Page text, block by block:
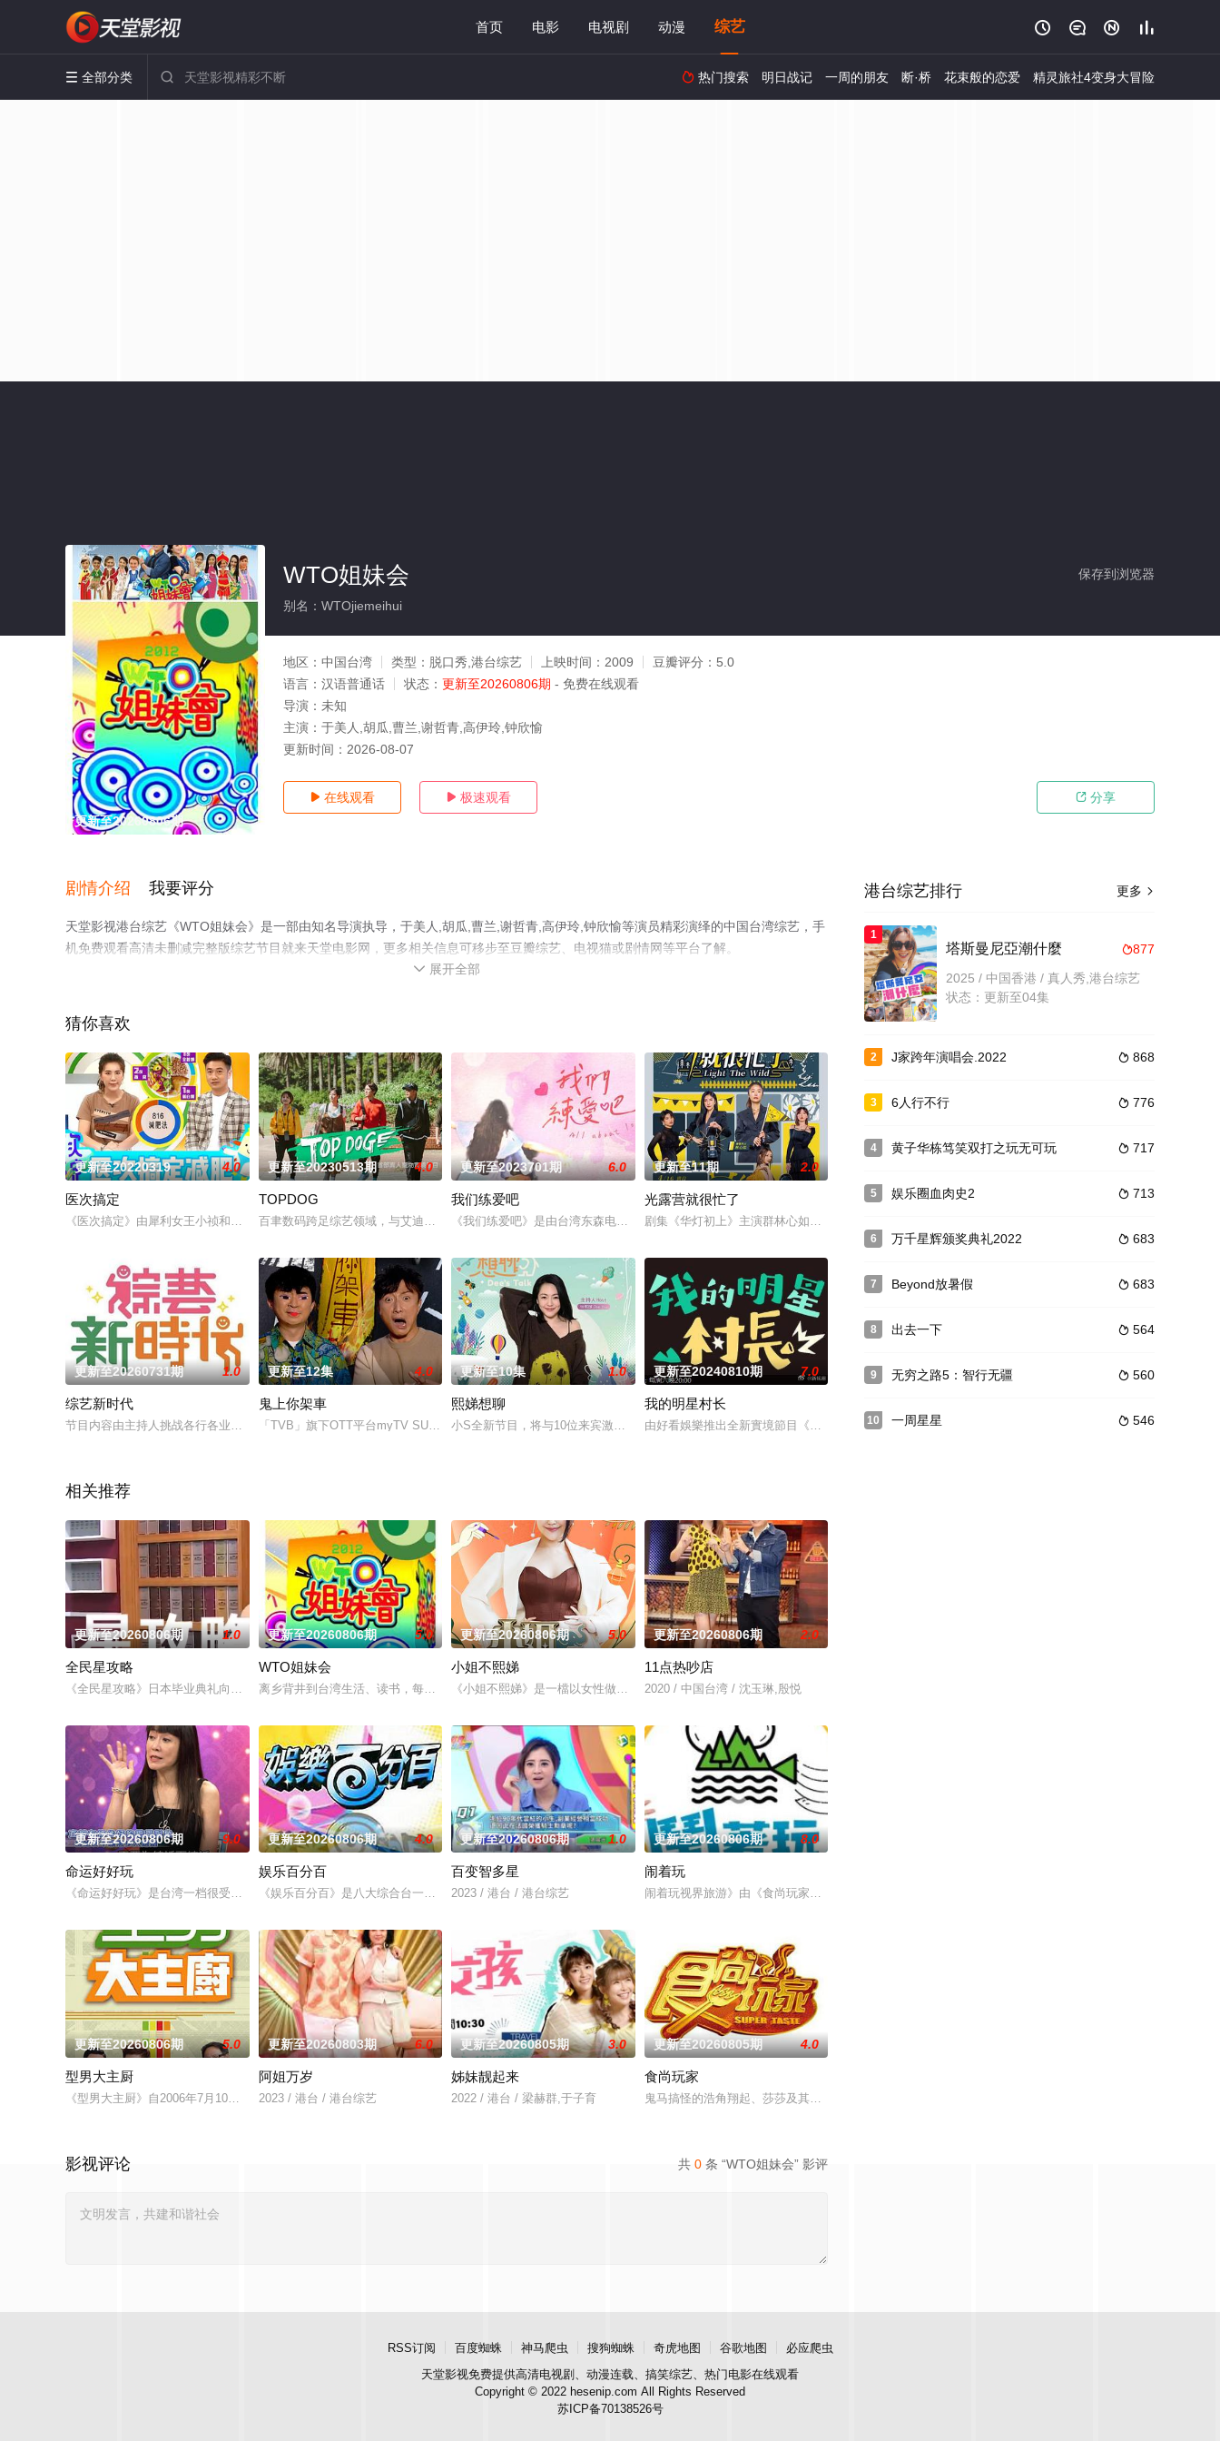
首页 电影 电视剧 动漫 综艺    
 全部分类   热门搜索 明日战记 一周的朋友 断·桥 花束般的恋爱 精灵旅社4变身大冒险
更新至20260806期
保存到浏览器
WTO姐妹会
别名：WTOjiemeihui
地区： 中国台湾 类型： 脱口秀,港台综艺 上映时间： 2009 豆瓣评分： 5.0
语言： 汉语普通话 状态： 更新至20260806期 - 免费在线观看
导演： 未知
主演： 于美人,胡瓜,曹兰,谢哲青,高伊玲,钟欣愉
更新时间： 2026-08-07
 在线观看  极速观看  分享
剧情介绍 我要评分
天堂影视港台综艺《WTO姐妹会》是一部由知名导演执导，于美人,胡瓜,曹兰,谢哲青,高伊玲,钟欣愉等演员精彩演绎的中国台湾综艺，手
机免费观看高清未删减完整版综艺节目就来天堂电影网，更多相关信息可移步至豆瓣综艺、电视猫或剧情网等平台了解。
 展开全部
猜你喜欢
更新至20220319 4.0
医次搞定
《医次搞定》由犀利女王小祯和幽默帅气中医师陈峙嘉，将从中西医与心理层面探讨各式健康的疑
更新至20230513期 4.0
TOPDOG
百聿数码跨足综艺领域，与艾迪斯传播共同製作，并结合三立合作，共同打造首部原创真人宠物实
更新至2023701期 6.0
我们练爱吧
《我们练爱吧》是由台湾东森电视制作，并在东森综合台播映的真人恋爱实境秀。练爱与恋爱只差
更新至11期 2.0
光露营就很忙了
剧集《华灯初上》主演群林心如、杨谨华、郭雪芙、谢欣颖、刘品言、谢琼煖、江宜蓉齐聚，还有
更新至20260731期 1.0
综艺新时代
节目内容由主持人挑战各行各业的好手们，进行真枪实弹的对决。每集由浩角翔起独自或搭配人数
更新至12集 4.0
鬼上你架車
「TVB」旗下OTT平台myTV SUPER刚踏入五周年，特别推出全新节目，由邵氏兄弟
更新至10集 1.0
熙娣想聊
小S全新节目，将与10位来宾激荡出前所未见的火花，对此小S表示：“我希望呈现给观众最真
更新至20240810期 7.0
我的明星村长
由好看娛樂推出全新實境節目《我的明星村長》在地化協助村民，主軸以SDG（永續發展目標）
相关推荐
更新至20260806期 1.0
全民星攻略
《全民星攻略》日本毕业典礼向学长要制服的第二颗钮釦代表著什麽意思呢？喜欢金庸小说的人必
更新至20260806期 5.0
WTO姐妹会
离乡背井到台湾生活、读书，每个台湾新住民难免会因为文化差异、风俗不同，在日常生活上遇到
更新至20260806期 5.0
小姐不熙娣
《小姐不熙娣》是一檔以女性做為出發點，討論內容聚焦女性職場與生活感受的節目。
更新至20260806期 2.0
11点热吵店
2020 / 中国台湾 / 沈玉琳,殷悦
更新至20260806期 9.0
命运好好玩
《命运好好玩》是台湾一档很受欢迎的命理节目,各类风水、星座、命理占卜等时下社交必备的流
更新至20260806期 4.0
娱乐百分百
《娱乐百分百》是八大综合台一档娱乐新闻节目，每天报道最新的娱乐新闻，节目还会请嘉宾现场
更新至20260806期 1.0
百变智多星
2023 / 港台 / 港台综艺
更新至20260806期 8.0
闹着玩
闹着玩视界旅游》由《食尚玩家》建造团队以及浩角翔起、颜永烈，重新拾起主持棒，带大家继续
更新至20260806期 5.0
型男大主厨
《型男大主厨》自2006年7月10日首播推出以来，收视率长期占据台湾美食教学类节目收视
更新至20260803期 6.0
阿姐万岁
2023 / 港台 / 港台综艺
更新至20260805期 3.0
姊妹靓起来
2022 / 港台 / 梁赫群,于子育
更新至20260805期 4.0
食尚玩家
鬼马搞怪的浩角翔起、莎莎及其他主持人，以轻松有趣、非一般的旅游方式，带你游遍世界各地！
共 0 条 “WTO姐妹会” 影评
影视评论
更多 
港台综艺排行
1
877
塔斯曼尼亞潮什麼
2025 / 中国香港 / 真人秀,港台综艺
状态：更新至04集
2  868
J家跨年演唱会.2022
3  776
6人行不行
4  717
黄子华栋笃笑双打之玩无可玩
5  713
娱乐圈血肉史2
6  683
万千星辉颁奖典礼2022
7  683
Beyond放暑假
8  564
出去一下
9  560
无穷之路5：智行无疆
10  546
一周星星
RSS订阅 百度蜘蛛 神马爬虫 搜狗蜘蛛 奇虎地图 谷歌地图
必应爬虫
天堂影视免费提供高清电视剧、动漫连载、搞笑综艺、热门电影在线观看
Copyright © 2022 hesenip.com All Rights Reserved
苏ICP备70138526号